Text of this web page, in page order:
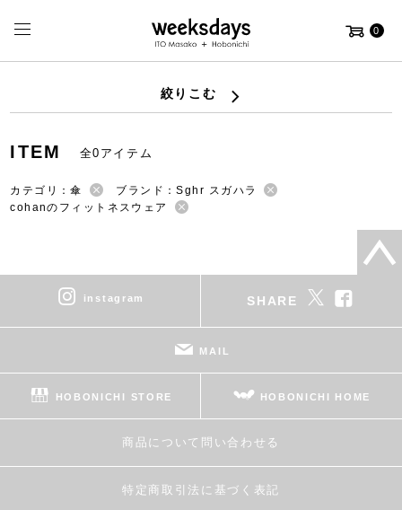
0
絞りこむ
ITEM 全0アイテム
カテゴリ：傘
ブランド：Sghr スガハラ
cohanのフィットネスウェア
instagram SHARE
MAIL
HOBONICHI STORE HOBONICHI HOME
商品について問い合わせる
特定商取引法に基づく表記